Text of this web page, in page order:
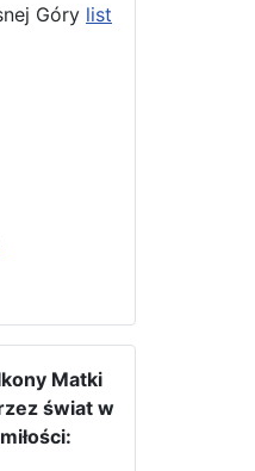
Góry list
Matki
świat w